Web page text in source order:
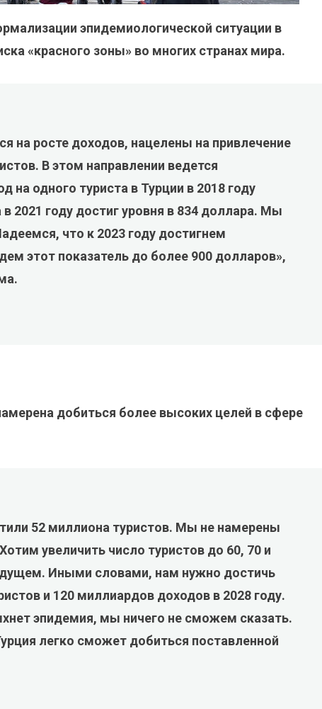
эпидемиологической ситуации в
«красного зоны» во многих странах мира.
на росте доходов, нацелены на привлечение
В этом направлении ведется
на одного туриста в Турции в 2018 году
2021 году достиг уровня в 834 доллара. Мы
что к 2023 году достигнем
этот показатель до более 900 долларов»,
добиться более высоких целей в сфере
52 миллиона туристов. Мы не намерены
увеличить число туристов до 60, 70 и
Иными словами, нам нужно достичь
и 120 миллиардов доходов в 2028 году.
эпидемия, мы ничего не сможем сказать.
легко сможет добиться поставленной